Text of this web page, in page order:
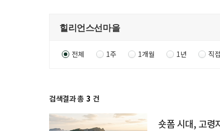
전체 1주 1개월 1년 직
검색결과 총 3 건
숏폼 시대, 고령